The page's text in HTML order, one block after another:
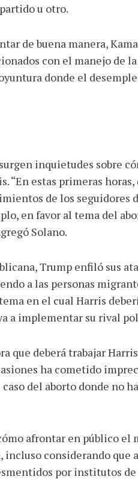
u otro.
de buena manera,
con el manejo de
donde el
inquietudes sobre
“En estas primeras
de los seguidores
en favor al tema del
Solano.
Trump enfiló sus
a las personas
en el cual Harris
a implementar su rival
que deberá trabajar
ha cometido
del aborto donde no
afrontar en público el
considerando que
por institutos